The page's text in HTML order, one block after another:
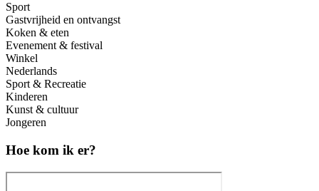
Sport
Gastvrijheid en ontvangst
Koken & eten
Evenement & festival
Winkel
Nederlands
Sport & Recreatie
Kinderen
Kunst & cultuur
Jongeren
Hoe kom ik er?